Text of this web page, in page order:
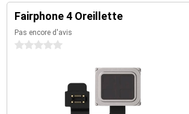
Fairphone 4 Oreillette
Pas encore d'avis
0 étoiles